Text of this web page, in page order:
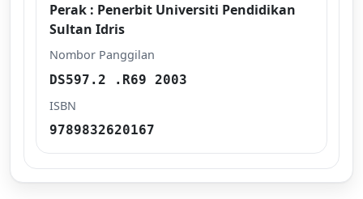
Perak : Penerbit Universiti Pendidikan
Sultan Idris
Nombor Panggilan
DS597.2 .R69 2003
ISBN
9789832620167